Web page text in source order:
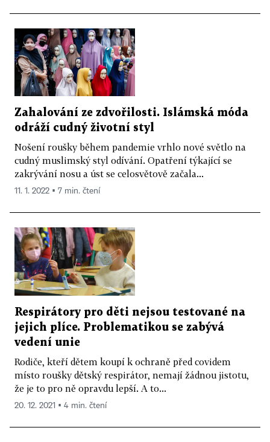
Zahalování ze zdvořilosti. Islámská móda
odráží cudný životní styl
Nošení roušky během pandemie vrhlo nové světlo na
cudný muslimský styl odívání. Opatření týkající se
zakrývání nosu a úst se celosvětově začala...
11. 1. 2022 ▪ 7 min. čtení
Respirátory pro děti nejsou testované na
jejich plíce. Problematikou se zabývá
vedení unie
Rodiče, kteří dětem koupí k ochraně před covidem
místo roušky dětský respirátor, nemají žádnou jistotu,
že je to pro ně opravdu lepší. A to...
20. 12. 2021 ▪ 4 min. čtení